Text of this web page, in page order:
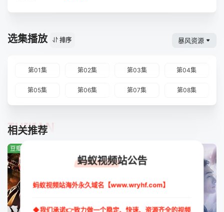
选集播放 排序 暴风资源
第01集 第02集 第03集 第04集
第05集 第06集 第07集 第08集
相关推荐
TUIJIAN
豆瓣:3.8分
蚂蚁视频站公告
蚂蚁视频站海外永久域名【www.wryhf.com】
◆我们承诺👉致力做一个稳定、快速、资源齐全的视频